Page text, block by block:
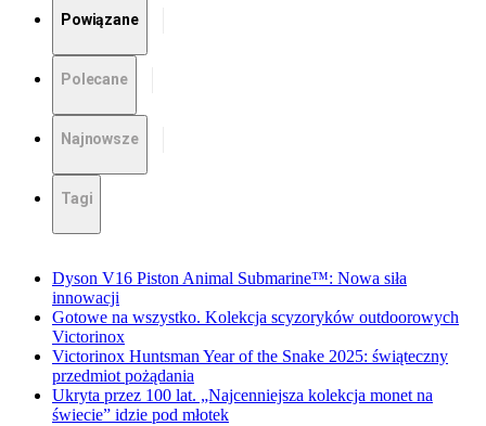
Powiązane
Polecane
Najnowsze
Tagi
Dyson V16 Piston Animal Submarine™: Nowa siła
innowacji
Gotowe na wszystko. Kolekcja scyzoryków outdoorowych
Victorinox
Victorinox Huntsman Year of the Snake 2025: świąteczny
przedmiot pożądania
Ukryta przez 100 lat. „Najcenniejsza kolekcja monet na
świecie” idzie pod młotek